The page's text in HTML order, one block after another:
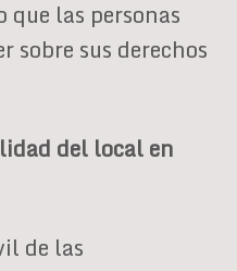
que las personas
sobre sus derechos
del local en
de las